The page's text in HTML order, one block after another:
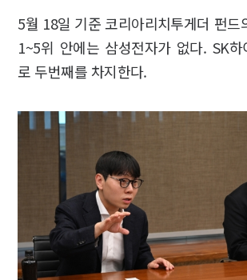
5월 18일 기준 코리아리치투게더 펀드
1~5위 안에는 삼성전자가 없다. SK
로 두번째를 차지한다.